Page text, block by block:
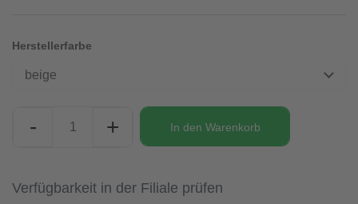
Herstellerfarbe
beige
- + In den Warenkorb
Verfügbarkeit in der Filiale prüfen